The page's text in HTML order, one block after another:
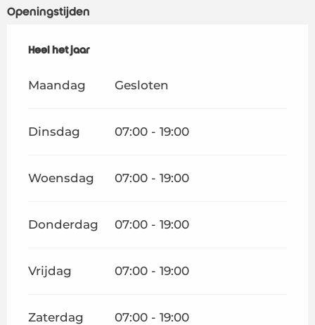
Openingstijden
Heel het jaar
Heel het jaar
Maandag Gesloten
Dinsdag 07:00 - 19:00
Woensdag 07:00 - 19:00
Donderdag 07:00 - 19:00
Vrijdag 07:00 - 19:00
Zaterdag 07:00 - 19:00